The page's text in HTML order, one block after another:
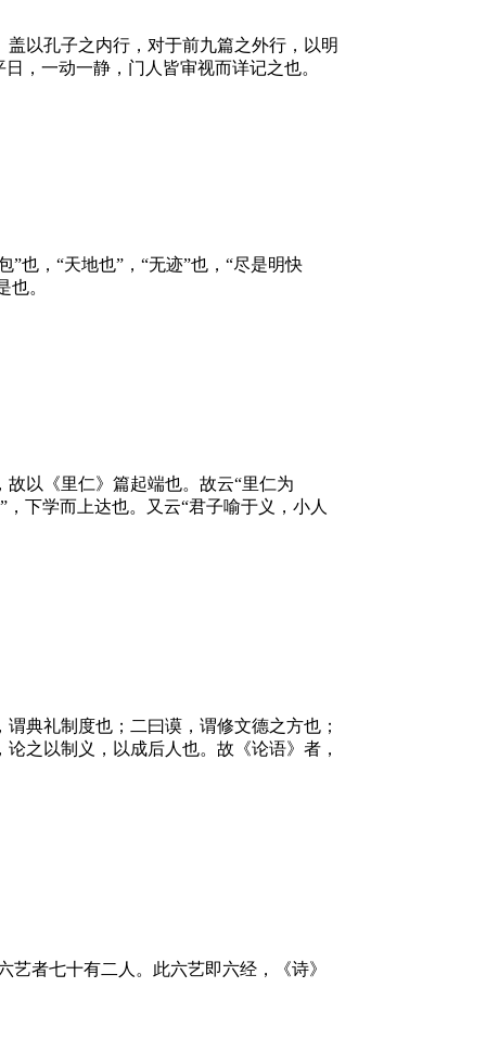
以孔子之内行，对于前九篇之外行，以明
，一动一静，门人皆审视而详记之也。
也，“天地也”，“无迹”也，“尽是明快
也。
以《里仁》篇起端也。故云“里仁为
下学而上达也。又云“君子喻于义，小人
典礼制度也；二曰谟，谓修文德之方也；
之以制义，以成后人也。故《论语》者，
者七十有二人。此六艺即六经，《诗》